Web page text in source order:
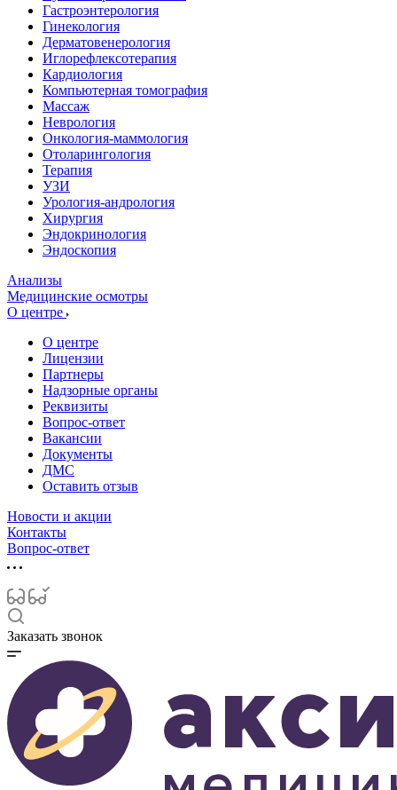
Гастроэнтерология
Гинекология
Дерматовенерология
Иглорефлексотерапия
Кардиология
Компьютерная томография
Массаж
Неврология
Онкология-маммология
Отоларингология
Терапия
УЗИ
Урология-андрология
Хирургия
Эндокринология
Эндоскопия
Анализы
Медицинские осмотры
О центре
О центре
Лицензии
Партнеры
Надзорные органы
Реквизиты
Вопрос-ответ
Вакансии
Документы
ДМС
Оставить отзыв
Новости и акции
Контакты
Вопрос-ответ
Заказать звонок